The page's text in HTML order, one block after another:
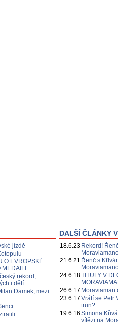
jízdě
O EVROPSKÉ
MEDAILI
rekord,
i dětí
Damek, mezi
DALŠÍ ČLÁNKY
18.6.23 Rekord!
21.6.21 Řenč s
24.6.18TITULY V
26.6.17 Moraviaman
23.6.17 Vrátí se Petr
trůn?
19.6.16 Simona
vítězi na